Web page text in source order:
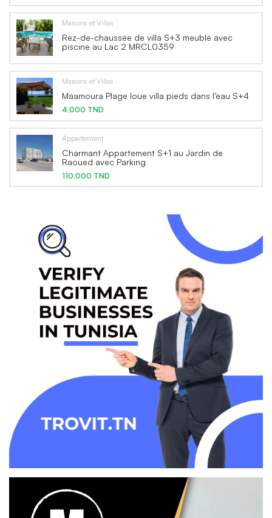
Maisons et Villas
Rez-de-chaussée de villa S+3 meublé avec
piscine au Lac 2 MRCL0359
Maisons et Villas
Maamoura Plage loue villa pieds dans l’eau S+4
4,000 TND
Appartement
Charmant Appartement S+1 au Jardin de
Raoued avec Parking
110,000 TND